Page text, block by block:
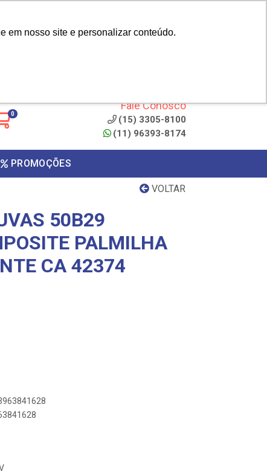
em nosso site e personalizar conteúdo.
0
Fale Conosco
(15) 3305-8100
(11) 96393-8174
PROMOÇÕES
VOLTAR
50B29
PALMILHA
CA 42374